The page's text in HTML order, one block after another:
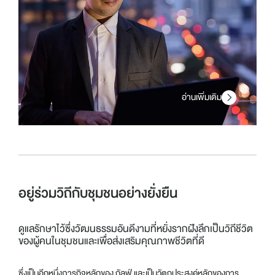
อ่านเพิ่มเติม
อยู่ร่วมวิถีกับชุมชนอย่างยั่งยืน
ดูแลรักษาไว้ซึ่งวัฒนธรรมอันดีงามที่หยั่งรากฝังลึกเป็นวิถีชีวิต
ของผู้คนในชุมชนและเพื่อส่งเสริมคุณภาพชีวิตที่ดี